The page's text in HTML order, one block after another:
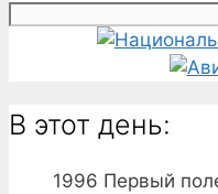
В этот день:
1996 Первый